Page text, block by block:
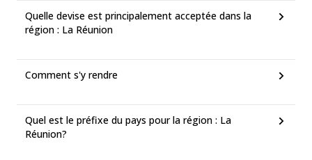
Quelle devise est principalement acceptée dans la
région : La Réunion
Comment s'y rendre
Quel est le préfixe du pays pour la région : La
Réunion?